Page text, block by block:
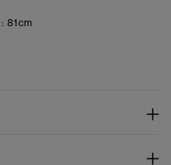
81cm